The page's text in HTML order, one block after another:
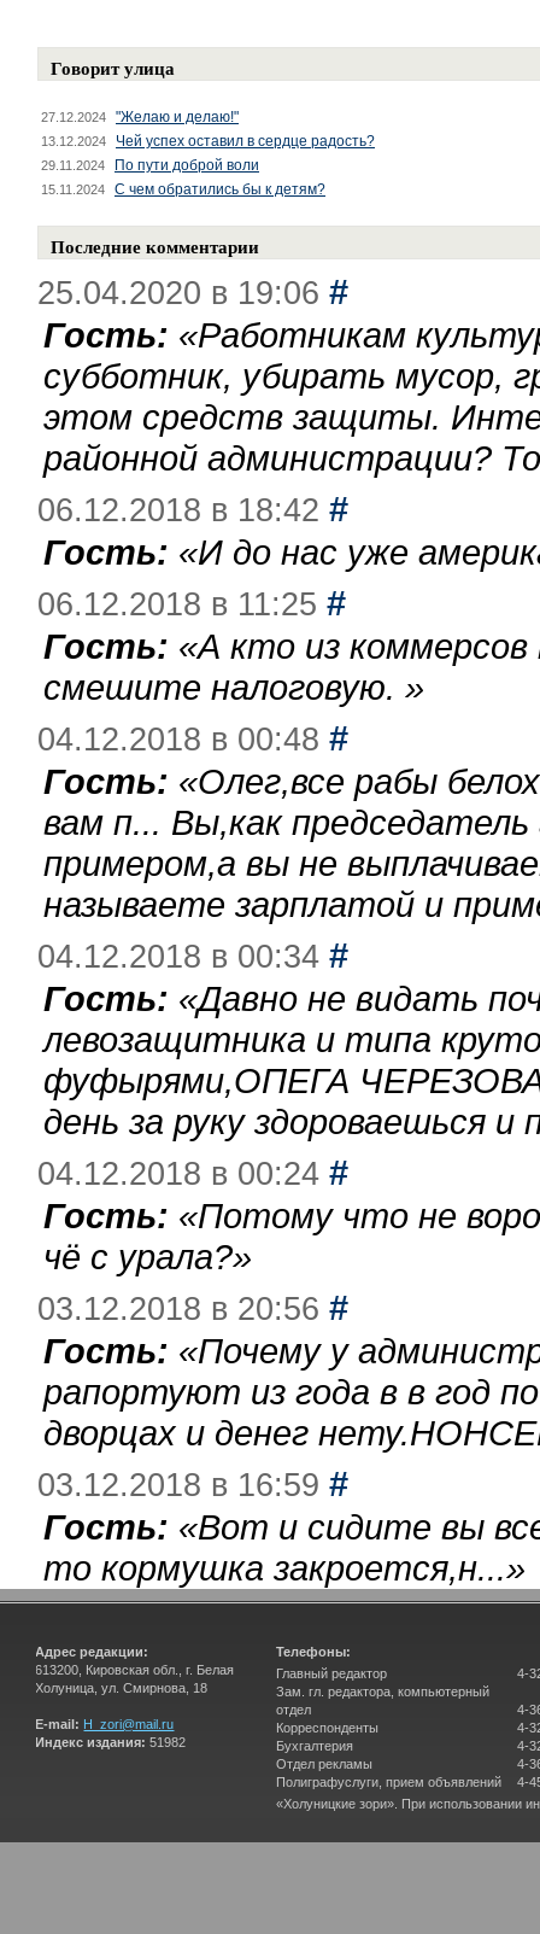
Говорит улица
27.12.2024 "Желаю и делаю!"
13.12.2024 Чей успех оставил в сердце радость?
29.11.2024 По пути доброй воли
15.11.2024 С чем обратились бы к детям?
Последние комментарии
25.04.2020 в 19:06 #
Гость: «Работникам
субботник, убирать мусор,
этом средств защиты.
районной администрации?
06.12.2018 в 18:42 #
Гость: «И до нас уже
06.12.2018 в 11:25 #
Гость: «А кто из
смешите налоговую. »
04.12.2018 в 00:48 #
Гость: «Олег,все рабы
вам п... Вы,как
примером,а вы не
называете зарплатой и
04.12.2018 в 00:34 #
Гость: «Давно не видать
левозащитника и типа
фуфырями,ОПЕГА
день за руку здороваешься
04.12.2018 в 00:24 #
Гость: «Потому что не
чё с урала?»
03.12.2018 в 20:56 #
Гость: «Почему у
рапортуют из года в в год
дворцах и денег
03.12.2018 в 16:59 #
Гость: «Вот и сидите вы
то кормушка закроется,н...»
Адрес редакции:
613200, Кировская обл., г. Белая
Холуница, ул. Смирнова, 18
E-mail: H_zori@mail.ru
Индекс издания: 51982
Телефоны:
Главный редактор
Зам. гл. редактора, компьютерный
отдел
Корреспонденты
Бухгалтерия
Отдел рекламы
Полиграфуслуги, прием объявлений
4-
4-
4-
4-
4-
4-
«Холуницкие зори». При использовании